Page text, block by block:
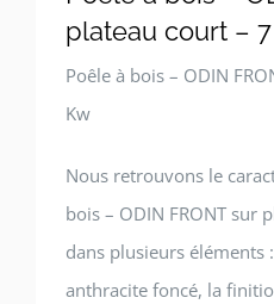
plateau court –
Poêle à bois – ODIN
Kw
Nous retrouvons le
bois – ODIN FRONT sur
dans plusieurs éléments
anthracite foncé, la